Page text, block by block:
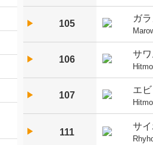
▶︎ 105
ガ
▶︎ 106
サ
▶︎ 107
エ
▶︎ 111
サ